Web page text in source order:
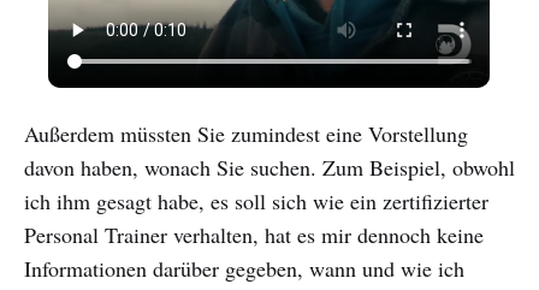
Außerdem müssten Sie zumindest eine Vorstellung
davon haben, wonach Sie suchen. Zum Beispiel, obwohl
ich ihm gesagt habe, es soll sich wie ein zertifizierter
Personal Trainer verhalten, hat es mir dennoch keine
Informationen darüber gegeben, wann und wie ich